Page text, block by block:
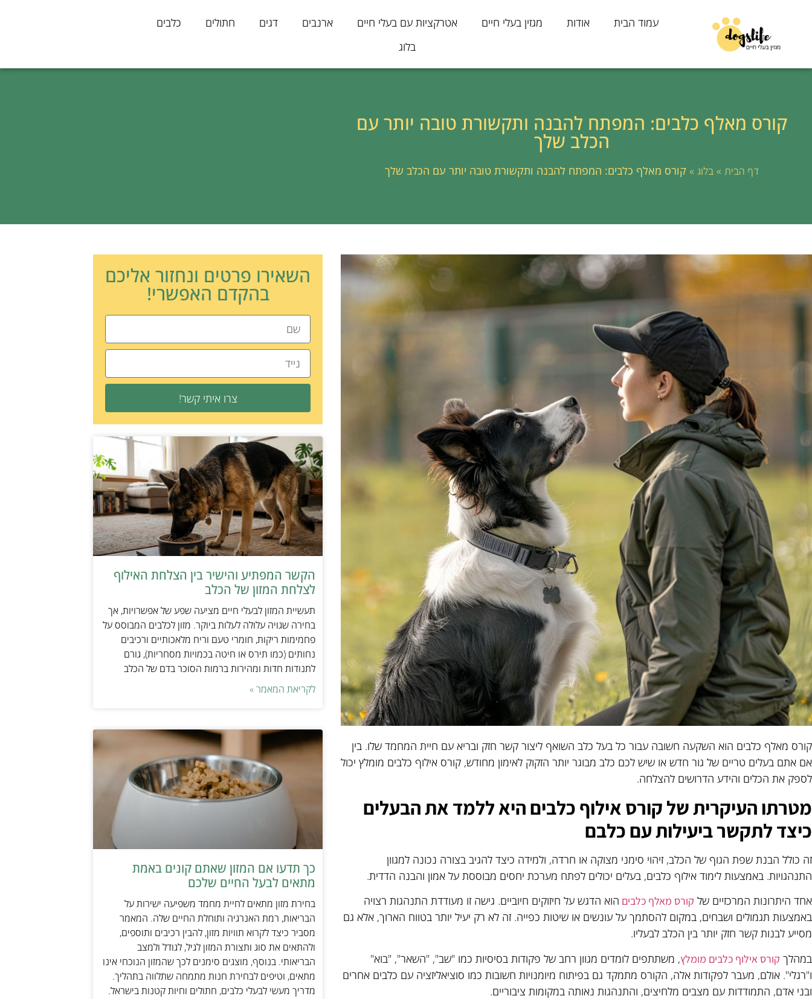
עמוד הבית אודות מגזין בעלי חיים אטרקציות עם בעלי חיים ארנבים דגים חתולים
כלבים
בלוג
קורס מאלף כלבים: המפתח להבנה ותקשורת טובה יותר עם
הכלב שלך
דף הבית »בלוג »קורס מאלף כלבים: המפתח להבנה ותקשורת טובה יותר עם הכלב שלך
קורס מאלף כלבים הוא השקעה חשובה עבור כל בעל כלב השואף ליצור קשר חזק ובריא עם חיית המחמד שלו. בין
אם אתם בעלים טריים של גור חדש או שיש לכם כלב מבוגר יותר הזקוק לאימון מחודש, קורס אילוף כלבים מומלץ יכול
לספק את הכלים והידע הדרושים להצלחה.
מטרתו העיקרית של קורס אילוף כלבים היא ללמד את הבעלים
כיצד לתקשר ביעילות עם כלבם
זה כולל הבנת שפת הגוף של הכלב, זיהוי סימני מצוקה או חרדה, ולמידה כיצד להגיב בצורה נכונה למגוון
התנהגויות. באמצעות לימוד אילוף כלבים, בעלים יכולים לפתח מערכת יחסים מבוססת על אמון והבנה הדדית.
אחד היתרונות המרכזיים של קורס מאלף כלבים הוא הדגש על חיזוקים חיוביים. גישה זו מעודדת התנהגות רצויה
באמצעות תגמולים ושבחים, במקום להסתמך על עונשים או שיטות כפייה. זה לא רק יעיל יותר בטווח הארוך, אלא גם
מסייע לבנות קשר חזק יותר בין הכלב לבעליו.
במהלך קורס אילוף כלבים מומלץ, משתתפים לומדים מגוון רחב של פקודות בסיסיות כמו "שב", "השאר", "בוא"
ו"רגלי". אולם, מעבר לפקודות אלה, הקורס מתמקד גם בפיתוח מיומנויות חשובות כמו סוציאליזציה עם כלבים אחרים
ובני אדם, התמודדות עם מצבים מלחיצים, והתנהגות נאותה במקומות ציבוריים.
השאירו פרטים ונחזור אליכם
בהקדם האפשרי!
צרו איתי קשר!
הקשר המפתיע והישיר בין הצלחת האילוף
לצלחת המזון של הכלב
תעשיית המזון לבעלי חיים מציעה שפע של אפשרויות, אך
בחירה שגויה עלולה לעלות ביוקר. מזון לכלבים המבוסס על
פחמימות ריקות, חומרי טעם וריח מלאכותיים ורכיבים
נחותים (כמו תירס או חיטה בכמויות מסחריות), גורם
לתנודות חדות ומהירות ברמות הסוכר בדם של הכלב
לקריאת המאמר »
כך תדעו אם המזון שאתם קונים באמת
מתאים לבעל החיים שלכם
בחירת מזון מתאים לחיית מחמד משפיעה ישירות על
הבריאות, רמת האנרגיה ותוחלת החיים שלה. המאמר
מסביר כיצד לקרוא תוויות מזון, להבין רכיבים ותוספים,
ולהתאים את סוג ותצורת המזון לגיל, לגודל ולמצב
הבריאותי. בנוסף, מוצגים סימנים לכך שהמזון הנוכחי אינו
מתאים, וטיפים לבחירת חנות מתמחה שתלווה בתהליך.
מדריך מעשי לבעלי כלבים, חתולים וחיות קטנות בישראל.